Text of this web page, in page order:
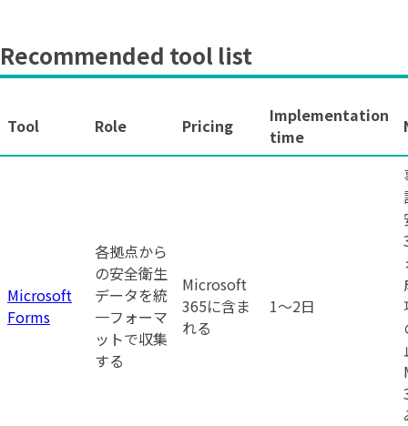
Recommended tool list
Tool Role Pricing
Implementation
time
Microsoft
Forms
各拠点から
の安全衛生
データを統
一フォーマ
ットで収集
する
Microsoft
365に含ま
れる
1〜2日